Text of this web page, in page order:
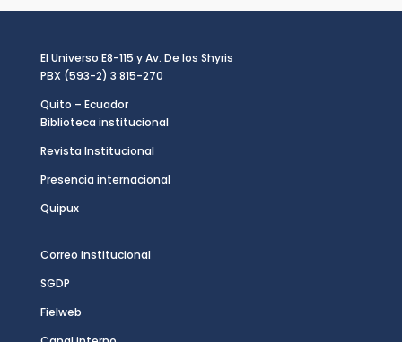
El Universo E8-115 y Av. De los Shyris
PBX (593-2) 3 815-270
Quito – Ecuador
Biblioteca institucional
Revista Institucional
Presencia internacional
Quipux
Correo institucional
SGDP
Fielweb